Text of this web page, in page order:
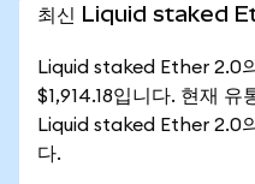
최신 Liquid staked
Liquid staked Ether 2.0
$1,914.18입니다. 현재
Liquid staked Ether 2.0
다.